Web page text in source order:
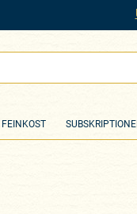
FEINKOST